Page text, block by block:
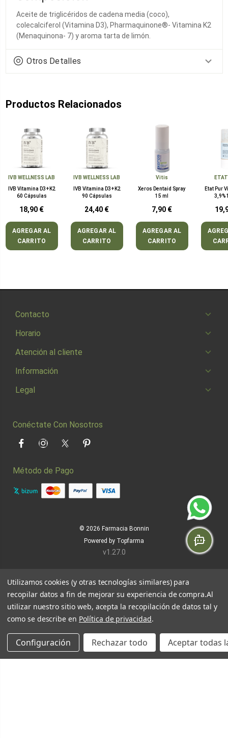
Aceite de triglicéridos de cadena media (coco),
colecalciferol (Vitamina D3), Pharmaquinone®- Vitamina K2
(Menaquinona- 7) y aroma tarta de limón.
Otros Detalles
Productos Relacionados
IVB WELLNESS LAB
IVB Vitamina D3+K2
60 Cápsulas
18,90 €
AGREGAR AL
CARRITO
IVB WELLNESS LAB
IVB Vitamina D3+K2
90 Cápsulas
24,40 €
AGREGAR AL
CARRITO
Vitis
Xeros Dentaid Spray
15 ml
7,90 €
AGREGAR AL
CARRITO
Etat Pur
3,9%
Contacto
Horario
Atención al cliente
Información
Legal
Conéctate Con Nosotros
FacebookInstagramTwitter Pinterest
Método de Pago
© 2026 Farmacia Bonnin
Powered by Topfarma
v1.27.0
Utilizamos cookies (y otras tecnologías similares) para
recopilar datos a fin de mejorar su experiencia de compra.Al
utilizar nuestro sitio web, acepta la recopilación de datos tal y
como se describe en Política de privacidad.
Configuración Rechazar todo Aceptar todas